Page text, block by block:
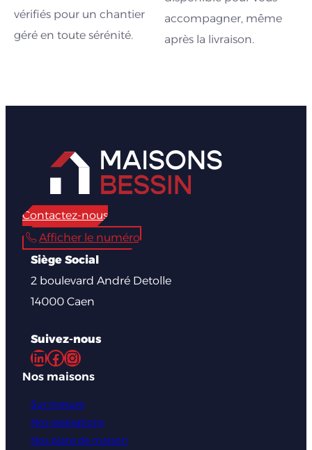
vérifiés pour un chantier
géré en toute sérénité.
accompagner, même
après la livraison.
Contactez-nous
Afficher le numéro
Siège Social
2 boulevard André Detolle
14000 Caen
Suivez-nous
LinkedIn Facebook Instagram
Nos maisons
Sur mesure
Nos réalisations
Nos plans de maison